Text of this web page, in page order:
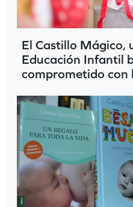
El Castillo Mágico,
Educación Infantil
comprometido con